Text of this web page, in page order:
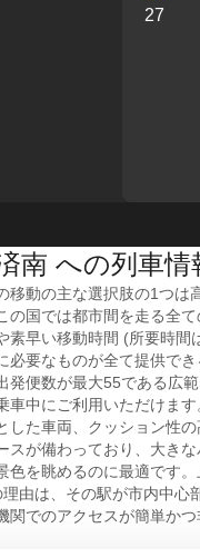
27
南 への列車情
移動の主な選択肢の1つは
の国では都市間を走る全
素早い移動時間 (所要時間
必要なものが全て提供で
発便数が最大55である広
車中にご利用いただけま
した車両、クッション性
スが備わっており、大き
色を眺めるのに最適です
由は、その駅が市内中心
関でのアクセスが簡単か